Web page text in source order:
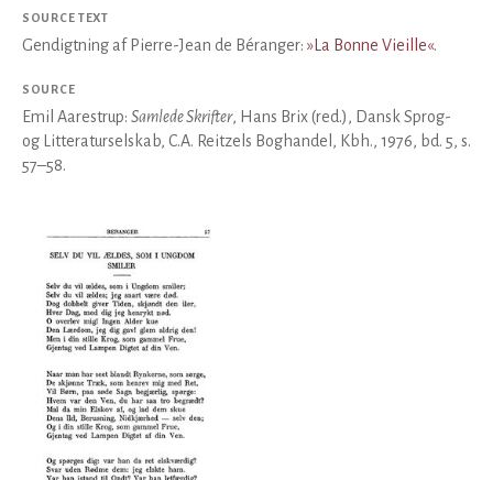
SOURCE TEXT
Gendigtning af Pierre-Jean de Béranger: »La Bonne Vieille«.
SOURCE
Emil Aarestrup: Samlede Skrifter, Hans Brix (red.), Dansk Sprog-
og Litteraturselskab, C.A. Reitzels Boghandel, Kbh., 1976, bd. 5, s.
57–58.